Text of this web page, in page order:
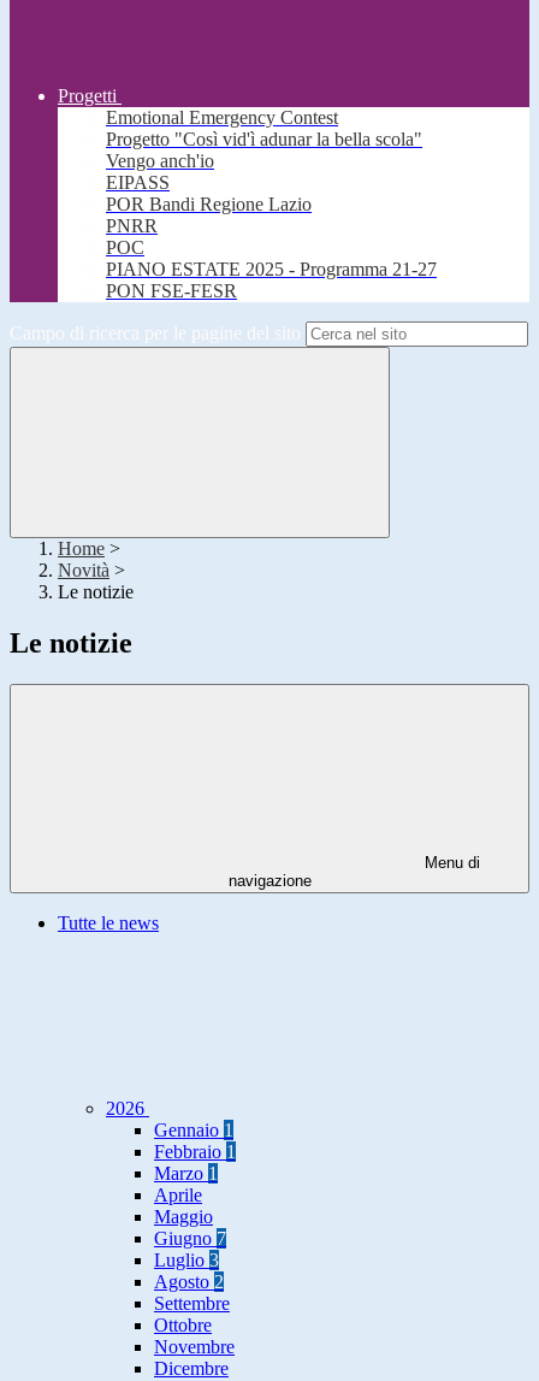
Progetti
Emotional Emergency Contest
Progetto "Così vid'ì adunar la bella scola"
Vengo anch'io
EIPASS
POR Bandi Regione Lazio
PNRR
POC
PIANO ESTATE 2025 - Programma 21-27
PON FSE-FESR
Campo di ricerca per le pagine del sito
Home >
Novità >
Le notizie
Le notizie
Menu di
navigazione
Tutte le news
2026
Gennaio 1
Febbraio 1
Marzo 1
Aprile
Maggio
Giugno 7
Luglio 3
Agosto 2
Settembre
Ottobre
Novembre
Dicembre